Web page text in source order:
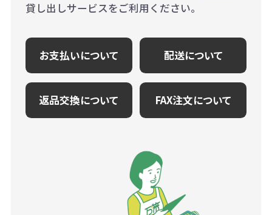
貸し出しサービスをご利用ください。
お支払いについて 配送について
返品交換について FAX注文について